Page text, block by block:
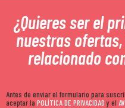
¿Quieres ser el
nuestras
relacionado
Antes de enviar el formulario para
aceptar la POLÍTICA DE PRIVACIDADy el